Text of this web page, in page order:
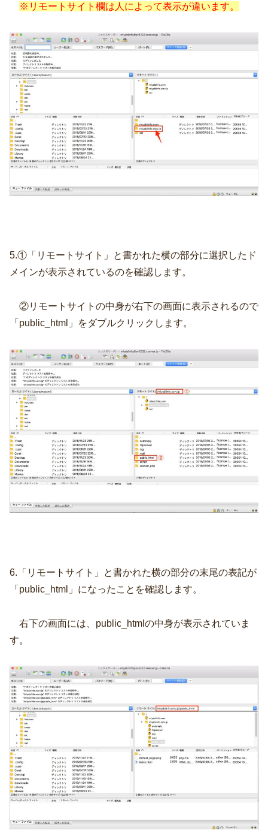
※リモートサイト欄は人によって表示が違います。
5.①「リモートサイト」と書かれた横の部分に選択したド
メインが表示されているのを確認します。
②リモートサイトの中身が右下の画面に表示されるので
「public_html」をダブルクリックします。
6.「リモートサイト」と書かれた横の部分の末尾の表記が
「public_html」になったことを確認します。
右下の画面には、public_htmlの中身が表示されていま
す。